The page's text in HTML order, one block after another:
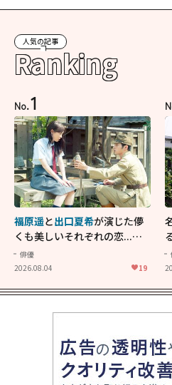
人気の記事
Ranking
No.1
福原遥と出口夏希が演じた儚
くも美しいそれぞれの恋...生
きることの尊さを教えてくれ
た映画「あの花が咲く丘で、
俳優
2026.08.04
19